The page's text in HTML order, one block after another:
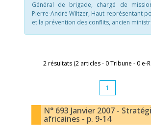
Général de brigade, chargé de
Pierre-André Wiltzer, Haut représentant
et la prévention des conflits, ancien
2 résultats (2 articles - 0 Tribune - 0 e-
1
N° 693 Janvier 2007 -
africaines - p. 9-14